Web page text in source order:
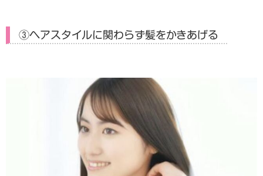
③ヘアスタイルに関わらず髪をかきあげる